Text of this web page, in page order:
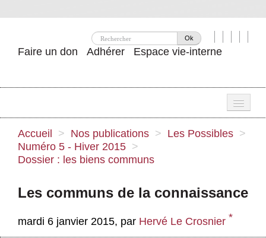
Ok
Faire un don Adhérer Espace vie-interne
Attac ?
Se mobiliser
Publications
Accueil > Nos publications > Les Possibles >
Numéro 5 - Hiver 2015 >
Dossier : les biens communs
Les communs de la connaissance
mardi 6 janvier 2015, par Hervé Le Crosnier *